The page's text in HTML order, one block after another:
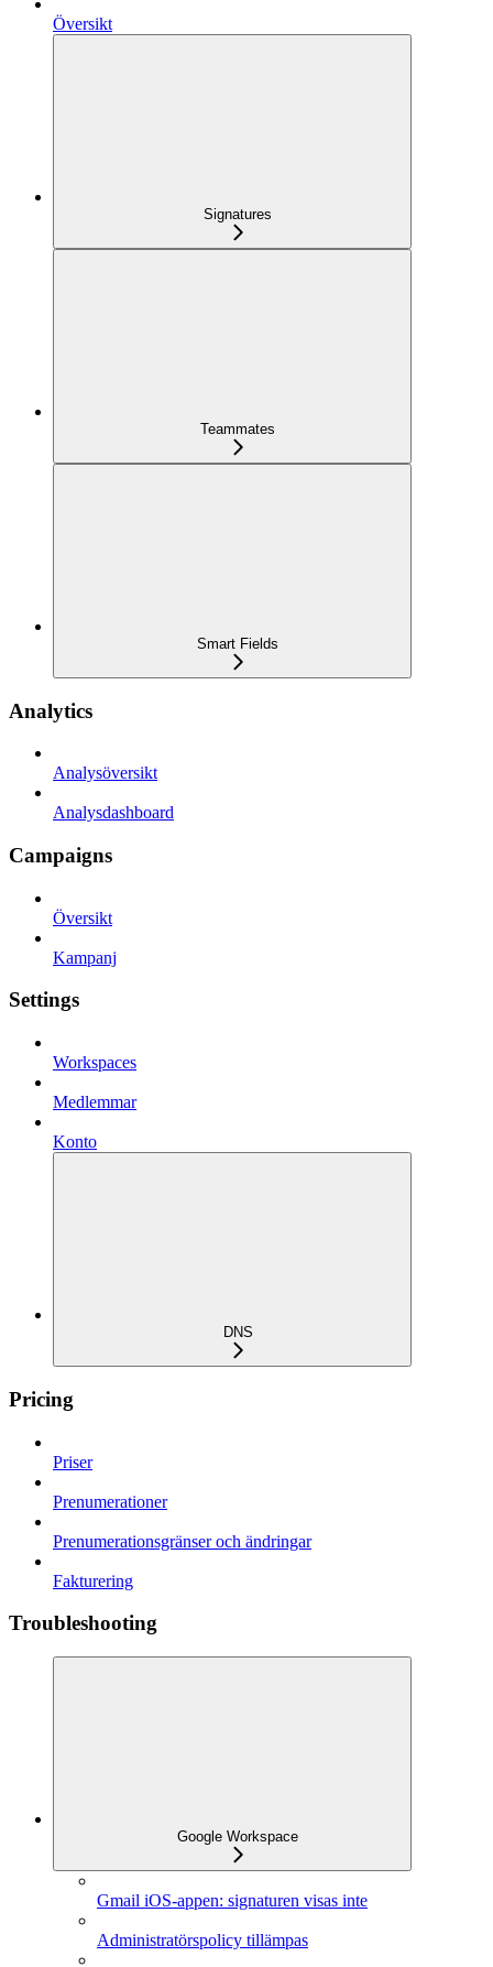
Översikt
Signatures
Teammates
Smart Fields
Analytics
Analysöversikt
Analysdashboard
Campaigns
Översikt
Kampanj
Settings
Workspaces
Medlemmar
Konto
DNS
Pricing
Priser
Prenumerationer
Prenumerationsgränser och ändringar
Fakturering
Troubleshooting
Google Workspace
Gmail iOS-appen: signaturen visas inte
Administratörspolicy tillämpas